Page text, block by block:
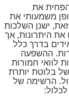
את
משמעותי את
ישנן השלכות
היתרונות, אך
בדרך כלל
ההשפעה
לוואי חמורות
בלוטת יותרת
הרשימה של